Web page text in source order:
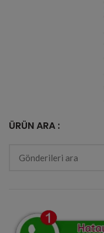
ÜRÜN ARA :